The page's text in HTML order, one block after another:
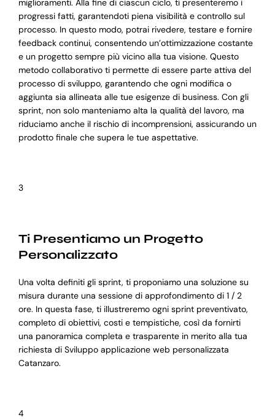
miglioramenti. Alla fine di ciascun ciclo, ti presenteremo i
progressi fatti, garantendoti piena visibilità e controllo sul
processo. In questo modo, potrai rivedere, testare e fornire
feedback continui, consentendo un’ottimizzazione costante
e un progetto sempre più vicino alla tua visione. Questo
metodo collaborativo ti permette di essere parte attiva del
processo di sviluppo, garantendo che ogni modifica o
aggiunta sia allineata alle tue esigenze di business. Con gli
sprint, non solo manteniamo alta la qualità del lavoro, ma
riduciamo anche il rischio di incomprensioni, assicurando un
prodotto finale che supera le tue aspettative.
3
Ti Presentiamo un Progetto
Personalizzato
Una volta definiti gli sprint, ti proponiamo una soluzione su
misura durante una sessione di approfondimento di 1 / 2
ore. In questa fase, ti illustreremo ogni sprint preventivato,
completo di obiettivi, costi e tempistiche, così da fornirti
una panoramica completa e trasparente in merito alla tua
richiesta di Sviluppo applicazione web personalizzata
Catanzaro.
4